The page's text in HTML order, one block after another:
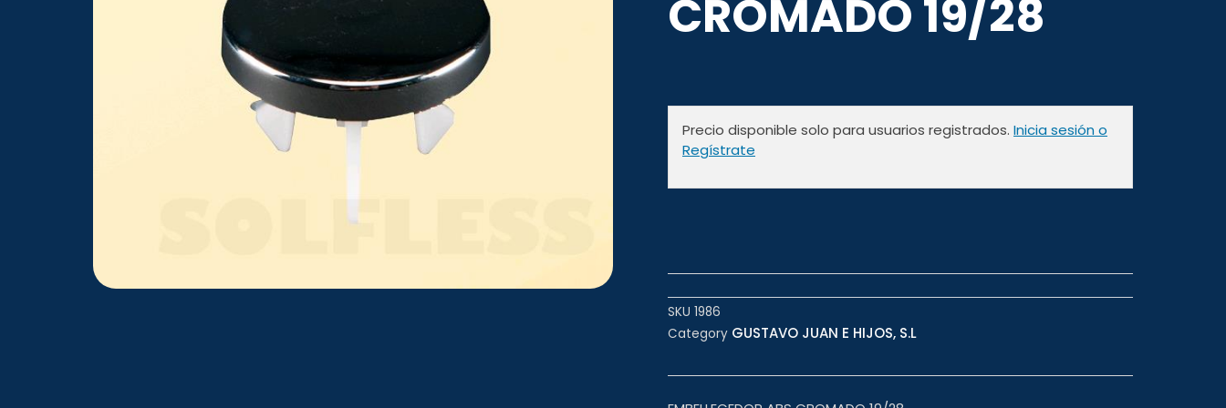
CROMADO 19/28
Precio disponible solo para usuarios registrados. Inicia sesión o
Regístrate
SKU 1986
Category GUSTAVO JUAN E HIJOS, S.L